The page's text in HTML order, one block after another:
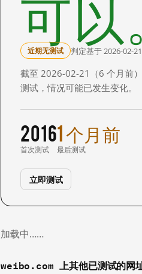
近期无测试 判定基于 2026-02-
截至 2026-02-21（6 个月前
测试，情况可能已发生变化。
2016
首次测试
1 个月前
最后测试
立即测试
加载中……
weibo.com 上其他已测试的网